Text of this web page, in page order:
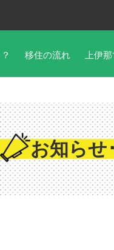
移住の流れ 上伊
お知らせ